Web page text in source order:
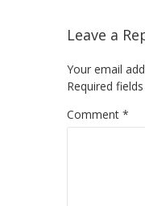
Leave a
Your email
Required
Comment *